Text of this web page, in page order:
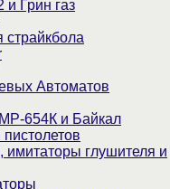
Грин газ
Автоматов
654К и Байкал
глушителя и